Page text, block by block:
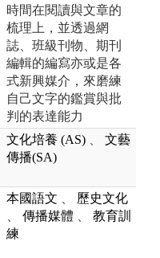
時間在閱讀與文章的
梳理上，並透過網
誌、班級刊物、期刊
編輯的編寫亦或是各
式新興媒介，來磨練
自己文字的鑑賞與批
判的表達能力
文化培養 (AS)
文藝
傳播(SA)
本國語文
歷史文化
傳播媒體
教育訓
練